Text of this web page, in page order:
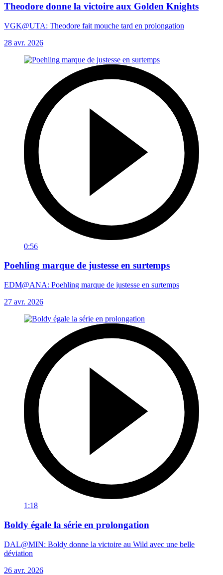
Theodore donne la victoire aux Golden Knights
VGK@UTA: Theodore fait mouche tard en prolongation
28 avr. 2026
0:56
Poehling marque de justesse en surtemps
EDM@ANA: Poehling marque de justesse en surtemps
27 avr. 2026
1:18
Boldy égale la série en prolongation
DAL@MIN: Boldy donne la victoire au Wild avec une belle
déviation
26 avr. 2026